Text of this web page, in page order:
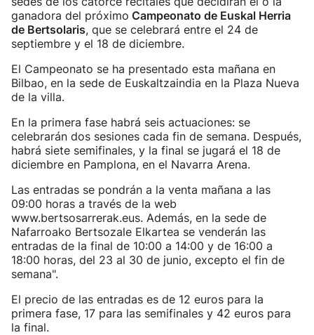
ganadora del próximo Campeonato de Euskal Herria
de Bertsolaris, que se celebrará entre el 24 de
septiembre y el 18 de diciembre.
El Campeonato se ha presentado esta mañana en
Bilbao, en la sede de Euskaltzaindia en la Plaza Nueva
de la villa.
En la primera fase habrá seis actuaciones: se
celebrarán dos sesiones cada fin de semana. Después,
habrá siete semifinales, y la final se jugará el 18 de
diciembre en Pamplona, en el Navarra Arena.
Las entradas se pondrán a la venta mañana a las
09:00 horas a través de la web
www.bertsosarrerak.eus. Además, en la sede de
Nafarroako Bertsozale Elkartea se venderán las
entradas de la final de 10:00 a 14:00 y de 16:00 a
18:00 horas, del 23 al 30 de junio, excepto el fin de
semana".
El precio de las entradas es de 12 euros para la
primera fase, 17 para las semifinales y 42 euros para
la final.